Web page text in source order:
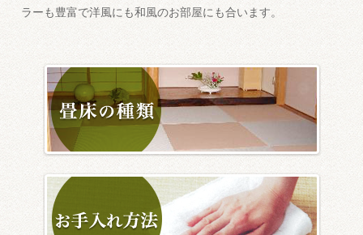
ラーも豊富で洋風にも和風のお部屋にも合います。